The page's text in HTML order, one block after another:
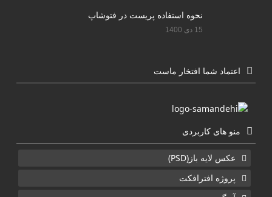
نحوه استفاده پریست در فتوشاپ
15 دی 1400
اعتماد شما افتخار ماست
منو های کاربردی
عکس لایه باز(PSD)
پروژه افترافکت